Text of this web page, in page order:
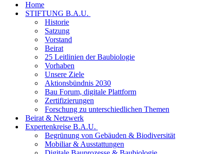
Home
STIFTUNG B.A.U.
Historie
Satzung
Vorstand
Beirat
25 Leitlinien der Baubiologie
Vorhaben
Unsere Ziele
Aktionsbündnis 2030
Bau Forum, digitale Plattform
Zertifizierungen
Forschung zu unterschiedlichen Themen
Beirat & Netzwerk
Expertenkreise B.A.U.
Begrünung von Gebäuden & Biodiversität
Mobiliar & Ausstattungen